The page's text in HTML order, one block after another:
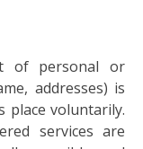
of personal or
addresses) is
place voluntarily.
services are